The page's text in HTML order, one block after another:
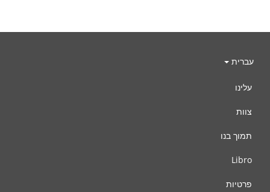
עברית
עלינו
צוות
תמוך בנו
Libro
פרטיות